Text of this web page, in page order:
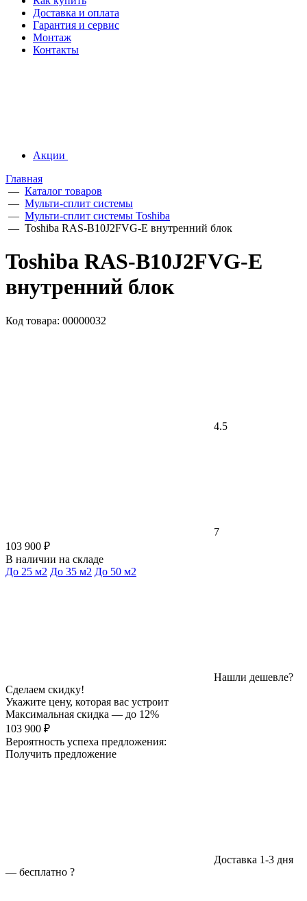
Доставка и оплата
Гарантия и сервис
Монтаж
Контакты
Акции
Главная
— Каталог товаров
— Мульти-сплит системы
— Мульти-сплит системы Toshiba
— Toshiba RAS-B10J2FVG-E внутренний блок
Toshiba RAS-B10J2FVG-E
внутренний блок
Код товара: 00000032
4.5
7
103 900 ₽
В наличии на складе
До 25 м2 До 35 м2 До 50 м2
Нашли дешевле?
Сделаем скидку!
Укажите цену, которая вас устроит
Максимальная скидка — до 12%
103 900 ₽
Вероятность успеха предложения:
Получить предложение
Доставка 1-3 дня
— бесплатно ?